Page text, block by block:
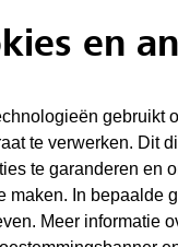
en
gebruikt
te verwerken. Dit
te garanderen en
maken. In bepaalde
Meer informatie
of om
met het
subject to
in